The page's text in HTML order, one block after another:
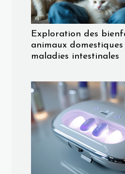
Exploration des
animaux domestiques
maladies intestinales